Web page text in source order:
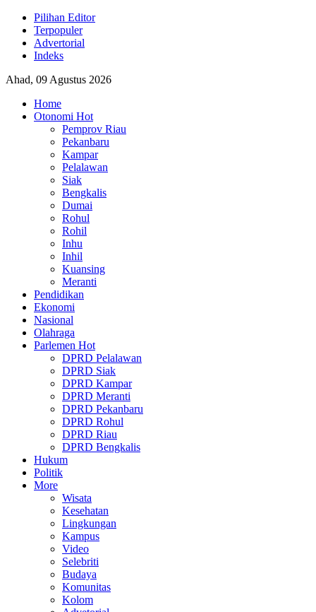
Pilihan Editor
Terpopuler
Advertorial
Indeks
Ahad, 09 Agustus 2026
Home
Otonomi Hot
Pemprov Riau
Pekanbaru
Kampar
Pelalawan
Siak
Bengkalis
Dumai
Rohul
Rohil
Inhu
Inhil
Kuansing
Meranti
Pendidikan
Ekonomi
Nasional
Olahraga
Parlemen Hot
DPRD Pelalawan
DPRD Siak
DPRD Kampar
DPRD Meranti
DPRD Pekanbaru
DPRD Rohul
DPRD Riau
DPRD Bengkalis
Hukum
Politik
More
Wisata
Kesehatan
Lingkungan
Kampus
Video
Selebriti
Budaya
Komunitas
Kolom